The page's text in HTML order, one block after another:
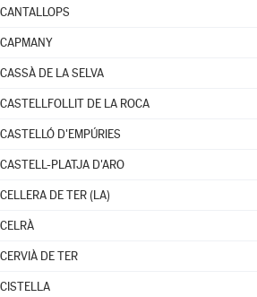
CANTALLOPS
CAPMANY
CASSÀ DE LA SELVA
CASTELLFOLLIT DE LA ROCA
CASTELLÓ D'EMPÚRIES
CASTELL-PLATJA D'ARO
CELLERA DE TER (LA)
CELRÀ
CERVIÀ DE TER
CISTELLA